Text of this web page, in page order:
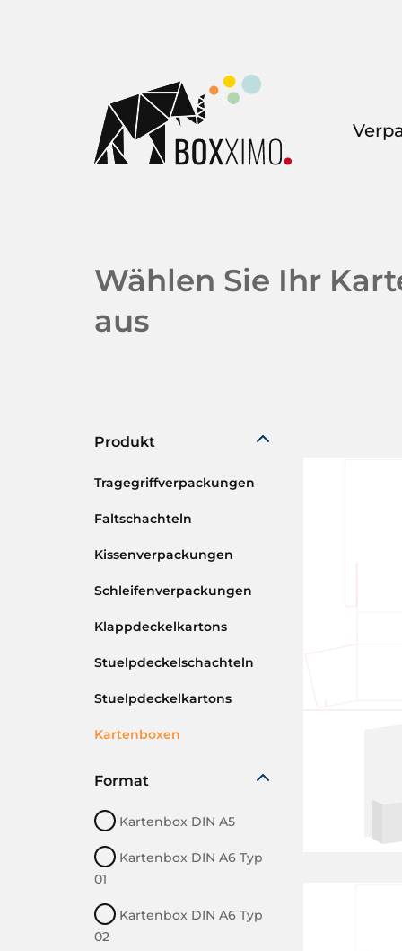
Wählen Sie Ihr
aus
Produkt
Tragegriffverpackungen
Faltschachteln
Kissenverpackungen
Schleifenverpackungen
Klappdeckelkartons
Stuelpdeckelschachteln
Stuelpdeckelkartons
Kartenboxen
Format
Kartenbox DIN A5
Kartenbox DIN A6 Typ
01
Kartenbox DIN A6 Typ
02